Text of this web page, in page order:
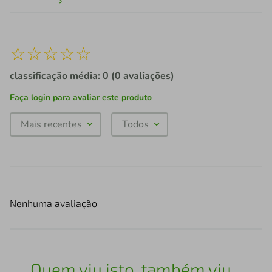
☆☆☆☆☆
classificação média: 0 (0 avaliações)
Faça login para avaliar este produto
Mais recentes Todos
Nenhuma avaliação